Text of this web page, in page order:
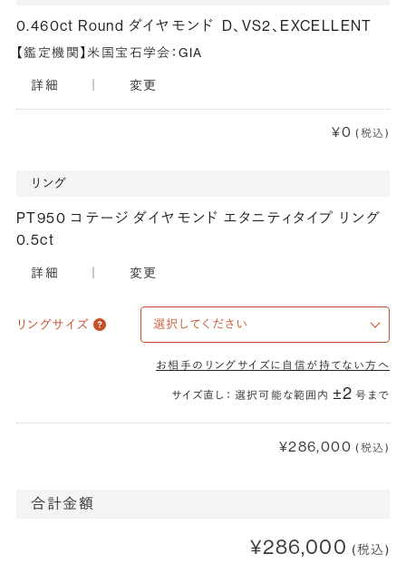
0.460ct Round ダイヤモンド D、VS2、EXCELLENT
【鑑定機関】米国宝石学会：GIA
詳細 変更
¥0 (税込)
リング
PT950 コテージ ダイヤモンド エタニティタイプ リング
0.5ct
詳細 変更
リングサイズ
お相手のリングサイズに自信が持てない方へ
サイズ直し： 選択可能な範囲内 ±2 号まで
¥286,000 (税込)
合計金額
¥286,000 (税込)